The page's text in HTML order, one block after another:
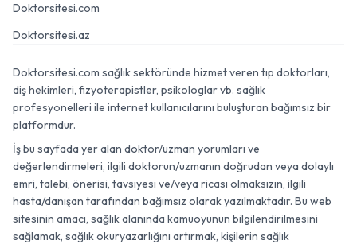
Doktorsitesi.com
Doktorsitesi.az
Doktorsitesi.com sağlık sektöründe hizmet veren tıp doktorları,
diş hekimleri, fizyoterapistler, psikologlar vb. sağlık
profesyonelleri ile internet kullanıcılarını buluşturan bağımsız bir
platformdur.
İş bu sayfada yer alan doktor/uzman yorumları ve
değerlendirmeleri, ilgili doktorun/uzmanın doğrudan veya dolaylı
emri, talebi, önerisi, tavsiyesi ve/veya ricası olmaksızın, ilgili
hasta/danışan tarafından bağımsız olarak yazılmaktadır. Bu web
sitesinin amacı, sağlık alanında kamuoyunun bilgilendirilmesini
sağlamak, sağlık okuryazarlığını artırmak, kişilerin sağlık